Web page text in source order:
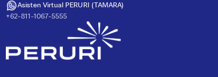
Asisten Virtual PERURI (TAMARA)
+62-811-1067-5555